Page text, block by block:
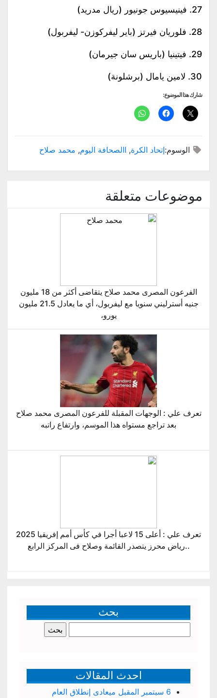
27. فينيسيوس جونيور (ريال مدريد)
28. فلوريان فيرتز (باير ليفركوزن- ليفربول)
29. فيتينيا (باريس سان جيرمان)
30. لامين يامال (برشلونة)
شارك هذا الموضوع:
الوسوم:إتحاد الكرة, االصحافة اليوم, محمد صلاح
موضوعات متعلقة
الفرعون المصرى محمد صلاح يتقاضى أكثر من 18 مليون
جنيه أسترليني سنويا مع ليفربول، أي ما يعادل 21.5 مليون
يورو،
تعرف علي : الوجهات المقبلة للفرعون المصرى محمد صلاح
بعد تراجع مستواه هذا الموسم، وارتفاع راتبه
تعرف علي : أعلى 15 لاعبا أجرا في كأس أمم إفريقيا 2025
..رياض محرز يتصدر القائمة وصلاح فى المركز الرابع
بحث
عن:
احدث المقالات
6 سبتمبر المقبل ميعادى إنطلاق العام